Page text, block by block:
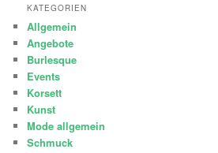
KATEGORIEN
Allgemein
Angebote
Burlesque
Events
Korsett
Kunst
Mode allgemein
Schmuck